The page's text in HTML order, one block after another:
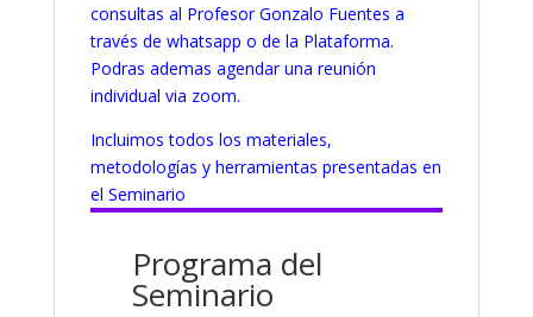
consultas al Profesor Gonzalo Fuentes a
través de whatsapp o de la Plataforma.
Podras ademas agendar una reunión
individual via zoom.
Incluimos todos los materiales,
metodologías y herramientas presentadas en
el Seminario
Programa del
Seminario